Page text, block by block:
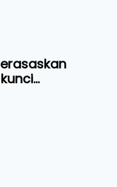
institusi -